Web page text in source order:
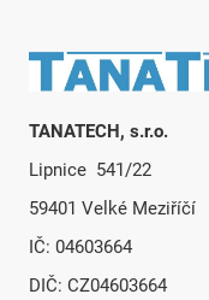
Zápätie
TANATECH, s.r.o.
Lipnice 541/22
59401 Velké Meziříčí
IČ: 04603664
DIČ: CZ04603664